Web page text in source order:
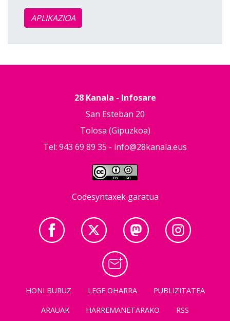
APLIKAZIOA
28 Kanala - Infosare
San Esteban 20
Tolosa (Gipuzkoa)
Tel: 943 69 89 35 - info@28kanala.eus
Codesyntaxek garatua
HONI BURUZ LEGE OHARRA
PUBLIZITATEA
ARAUAK
HARREMANETARAKO RSS